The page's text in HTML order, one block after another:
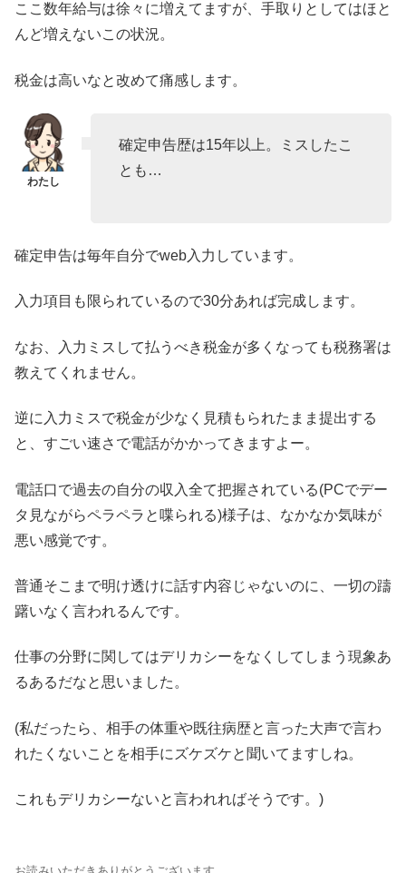
ここ数年給与は徐々に増えてますが、手取りとしてはほと
んど増えないこの状況。
税金は高いなと改めて痛感します。
確定申告歴は15年以上。ミスしたこ
とも…
確定申告は毎年自分でweb入力しています。
入力項目も限られているので30分あれば完成します。
なお、入力ミスして払うべき税金が多くなっても税務署は
教えてくれません。
逆に入力ミスで税金が少なく見積もられたまま提出する
と、すごい速さで電話がかかってきますよー。
電話口で過去の自分の収入全て把握されている(PCでデー
タ見ながらペラペラと喋られる)様子は、なかなか気味が
悪い感覚です。
普通そこまで明け透けに話す内容じゃないのに、一切の躊
躇いなく言われるんです。
仕事の分野に関してはデリカシーをなくしてしまう現象あ
るあるだなと思いました。
(私だったら、相手の体重や既往病歴と言った大声で言わ
れたくないことを相手にズケズケと聞いてますしね。
これもデリカシーないと言われればそうです。)